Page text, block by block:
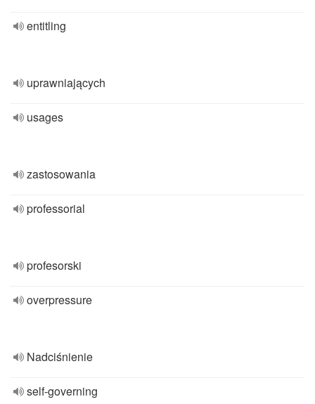
entitling
uprawniających
usages
zastosowania
professorial
profesorski
overpressure
Nadciśnienie
self-governing